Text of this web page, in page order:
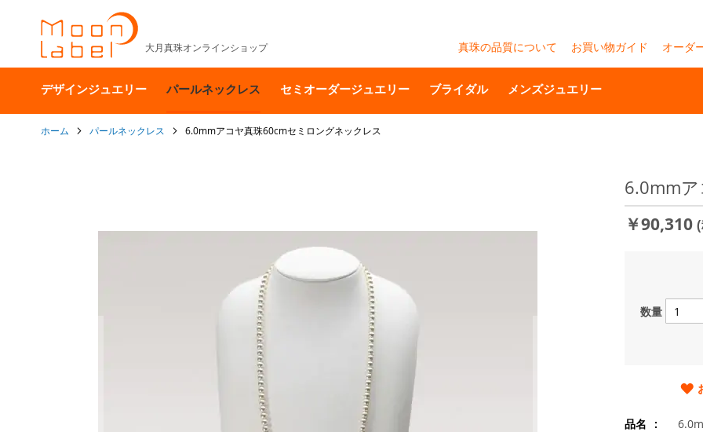
大月真珠オンラインショップ 真珠の品質について お買い物ガイド オーダ
デザインジュエリー パールネックレス セミオーダージュエリー ブライダル メンズジュエリー
ホーム パールネックレス 6.0mmアコヤ真珠60cmセミロングネックレス
6.0mm
￥90,310
数量
品名